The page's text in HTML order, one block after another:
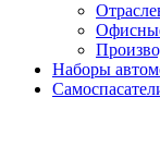
Наборы